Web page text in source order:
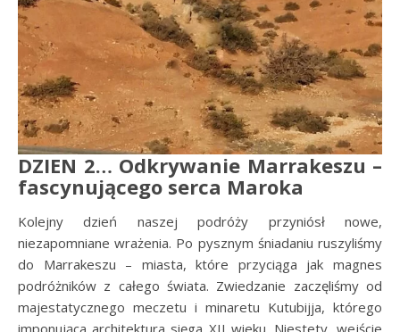
DZIEN 2… Odkrywanie Marrakeszu –
fascynującego serca Maroka
Kolejny dzień naszej podróży przyniósł nowe,
niezapomniane wrażenia. Po pysznym śniadaniu ruszyliśmy
do Marrakeszu – miasta, które przyciąga jak magnes
podróżników z całego świata. Zwiedzanie zaczęliśmy od
majestatycznego meczetu i minaretu Kutubijja, którego
imponująca architektura sięga XII wieku. Niestety, wejście